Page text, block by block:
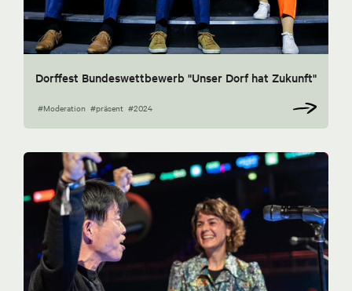
Dorffest Bundeswettbewerb "Unser Dorf hat Zukunft"
#Moderation #präsent #2024